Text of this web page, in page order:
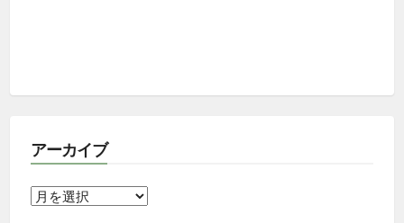
アーカイブ
ア